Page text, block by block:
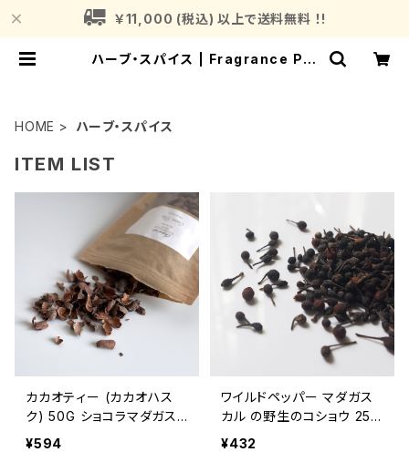
￥11,000 (税込) 以上で送料無料 ！!
ハーブ・スパイス | Fragrance Pla
HOME ハーブ・スパイス
ITEM LIST
カカオティー (カカオハス
ク) 50G ショコラマダガス
カル Chocolat Madagasc
¥594
ワイルドペッパー マダガス
カル の野生のコショウ 25G
Voatsiperifery AFRIC
¥432